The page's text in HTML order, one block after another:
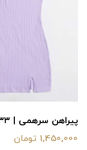
پیراهن سرهمی | ۲۳۳
1,450,000 تومان